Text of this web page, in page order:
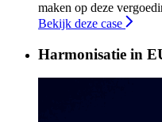
maken op deze
Bekijk deze case
Harmonisatie in